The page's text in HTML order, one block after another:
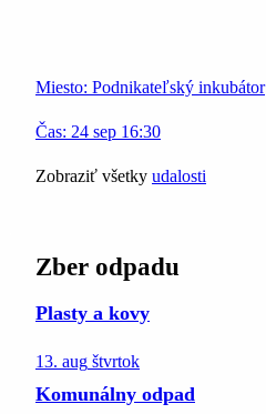
Miesto: Podnikateľský inkubátor
Čas: 24 sep 16:30
Zobraziť všetky udalosti
Zber odpadu
Plasty a kovy
13. aug štvrtok
Komunálny odpad